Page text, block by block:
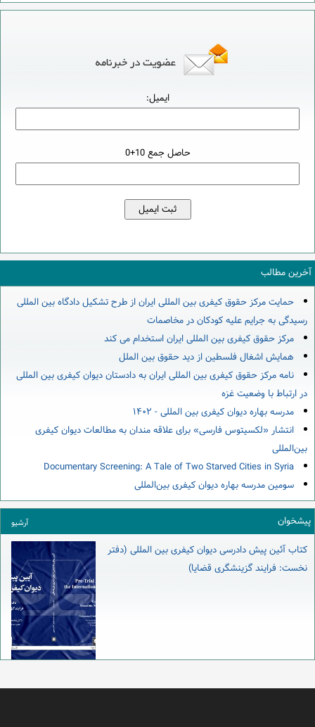
ایمیل:
حاصل جمع 10+0
آخرین مطالب
حمایت مرکز حقوق کیفری بین المللی ایران از طرح تشکیل دادگاه بین المللی
رسیدگی به جرایم علیه کودکان در مخاصمات
مرکز حقوق کیفری بین المللی ایران استخدام می کند
همایش اشغال فلسطین از دید حقوق بین الملل
نامه مرکز حقوق کیفری بین المللی ایران به دادستان دیوان کیفری بین المللی
در ارتباط با وضعیت غزه
مدرسه بهاره دیوان کیفری بین المللی - ۱۴۰۲
انتشار «لکسیتوس فارسی» برای علاقه مندان به مطالعات دیوان کیفری
بین‌المللی
Documentary Screening: A Tale of Two Starved Cities in Syria
سومین مدرسه بهاره دیوان کیفری بین‌المللی
پیشخوان آرشیو
کتاب آئین پیش دادرسی دیوان کیفری بین المللی (دفتر
نخست: فرایند گزینشگری قضایا)